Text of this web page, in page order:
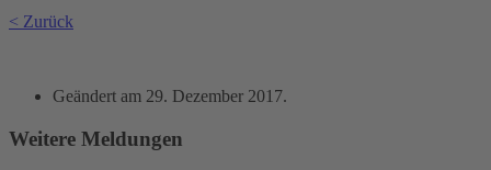
< Zurück
Geändert am 29. Dezember 2017.
Weitere Meldungen